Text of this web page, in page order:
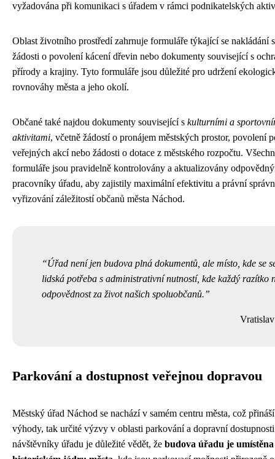
vyžadována při komunikaci s úřadem v rámci podnikatelských
Oblast životního prostředí zahrnuje formuláře týkající se nakládání
žádosti o povolení kácení dřevin nebo dokumenty související s
přírody a krajiny. Tyto formuláře jsou důležité pro udržení
rovnováhy města a jeho okolí.
Občané také najdou dokumenty související s kulturními a
aktivitami, včetně žádostí o pronájem městských prostor, povolení
veřejných akcí nebo žádosti o dotace z městského rozpočtu.
formuláře jsou pravidelně kontrolovány a aktualizovány
pracovníky úřadu, aby zajistily maximální efektivitu a právní
vyřizování záležitostí občanů města Náchod.
Úřad není jen budova plná dokumentů, ale místo, kde se
lidská potřeba s administrativní nutností, kde každý razítko
odpovědnost za život našich spoluobčanů.
Parkování a dostupnost veřejnou dopravou
Městský úřad Náchod se nachází v samém centru města, což
výhody, tak určité výzvy v oblasti parkování a dopravní
návštěvníky úřadu je důležité vědět, že budova úřadu je